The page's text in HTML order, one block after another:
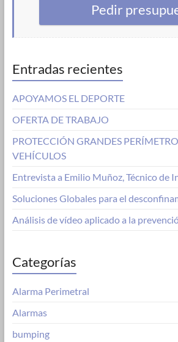
Pedir
Entradas recientes
APOYAMOS EL DEPORTE
OFERTA DE TRABAJO
PROTECCIÓN GRANDES
VEHÍCULOS
Entrevista a Emilio Muñoz, Técnico de
Soluciones Globales para el
Análisis de vídeo aplicado a la
Categorías
Alarma Perimetral
Alarmas
bumping